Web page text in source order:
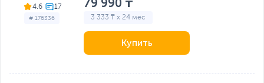
4.6
# 176336
79 990 ₸
3 333 ₸ x 24 мес
Купить